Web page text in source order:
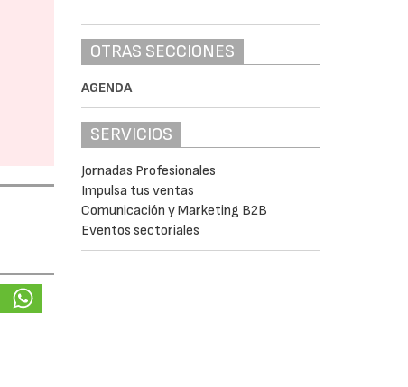
OTRAS SECCIONES
AGENDA
SERVICIOS
Jornadas Profesionales
Impulsa tus ventas
Comunicación y Marketing B2B
Eventos sectoriales